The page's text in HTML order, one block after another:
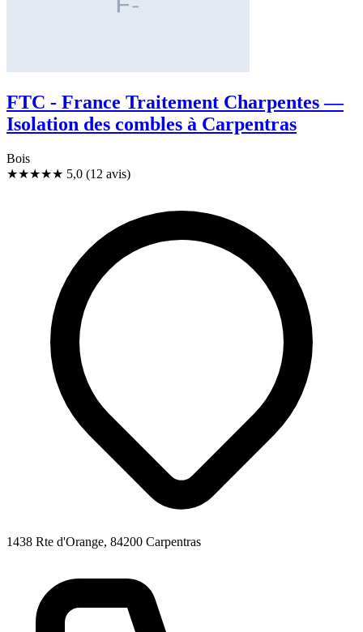
FTC - France Traitement Charpentes —
Isolation des combles à Carpentras
Bois
★★★★★ 5,0 (12 avis)
1438 Rte d'Orange, 84200 Carpentras